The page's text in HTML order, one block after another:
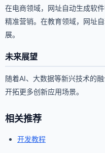
在电商领域，网址自动生成软
精准营销。在教育领域，网址
展。
未来展望
随着AI、大数据等新兴技术的
开拓更多创新应用场景。
相关推荐
开发教程